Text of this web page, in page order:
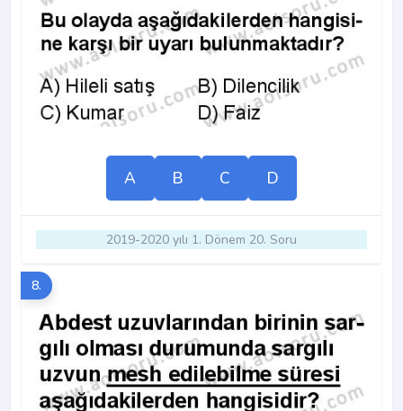
A B C D
2019-2020 yılı 1. Dönem 20. Soru
8.